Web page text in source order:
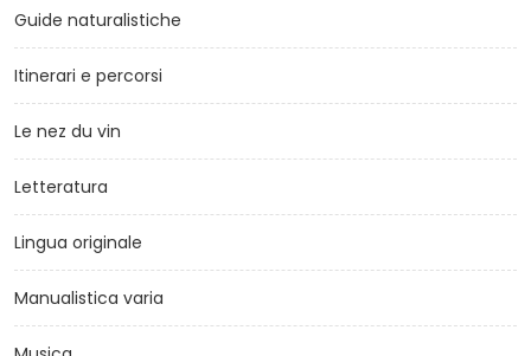
Guide naturalistiche
Itinerari e percorsi
Le nez du vin
Letteratura
Lingua originale
Manualistica varia